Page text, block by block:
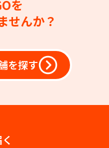
を
せんか？
を探す